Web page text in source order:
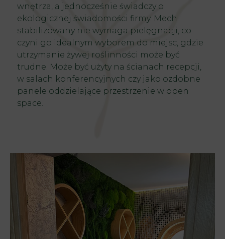
wnętrza, a jednocześnie świadczy o
ekologicznej świadomości firmy. Mech
stabilizowany nie wymaga pielęgnacji, co
czyni go idealnym wyborem do miejsc, gdzie
utrzymanie żywej roślinności może być
trudne. Może być użyty na ścianach recepcji,
w salach konferencyjnych czy jako ozdobne
panele oddzielające przestrzenie w open
space.